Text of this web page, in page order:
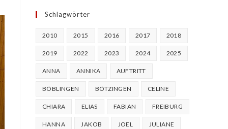
Schlagwörter
2010 2015 2016 2017 2018
2019 2022 2023 2024 2025
ANNA ANNIKA AUFTRITT
BÖBLINGEN BÖTZINGEN CELINE
CHIARA ELIAS FABIAN FREIBURG
HANNA JAKOB JOEL JULIANE